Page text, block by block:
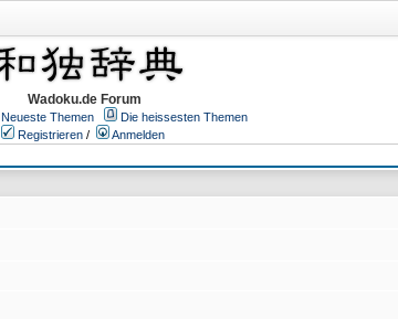
Wadoku.de Forum
Neueste Themen
Die heissesten Themen
Registrieren /
Anmelden